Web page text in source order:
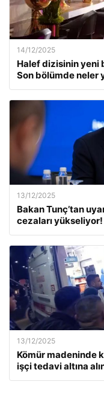
14/12/2025
Halef dizisinin yeni
Son bölümde neler
13/12/2025
Bakan Tunç’tan
cezaları yükseliyor!
13/12/2025
Kömür madeninde
işçi tedavi altına